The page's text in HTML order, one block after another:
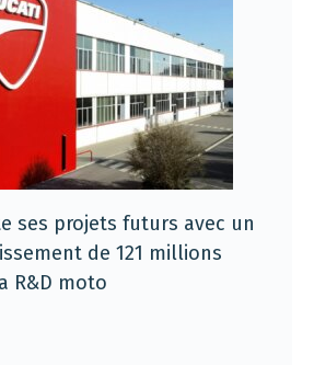
ses projets futurs avec un
de 121 millions
R&D moto